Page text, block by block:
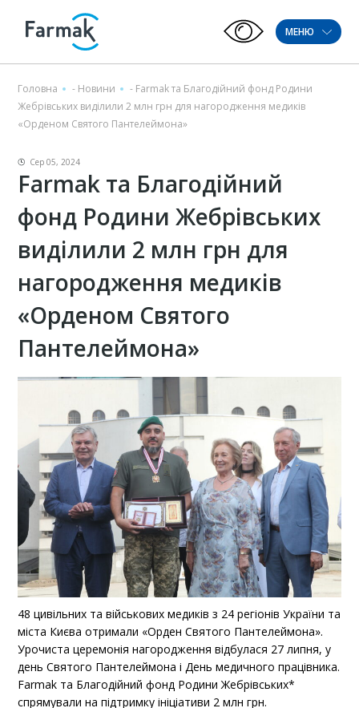
МЕНЮ
Головна - Новини - Farmak та Благодійний фонд Родини
Жебрівських виділили 2 млн грн для нагородження медиків
«Орденом Святого Пантелеймона»
Сер 05, 2024
Farmak та Благодійний
фонд Родини Жебрівських
виділили 2 млн грн для
нагородження медиків
«Орденом Святого
Пантелеймона»
48 цивільних та військових медиків з 24 регіонів України та
міста Києва отримали «Орден Святого Пантелеймона».
Урочиста церемонія нагородження відбулася 27 липня, у
день Святого Пантелеймона і День медичного працівника.
Farmak та Благодійний фонд Родини Жебрівських*
спрямували на підтримку ініціативи 2 млн грн.